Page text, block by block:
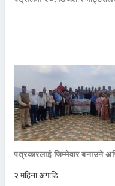
पत्रकारलाई जिम्मेवार बनाउने
२ महिना अगाडि